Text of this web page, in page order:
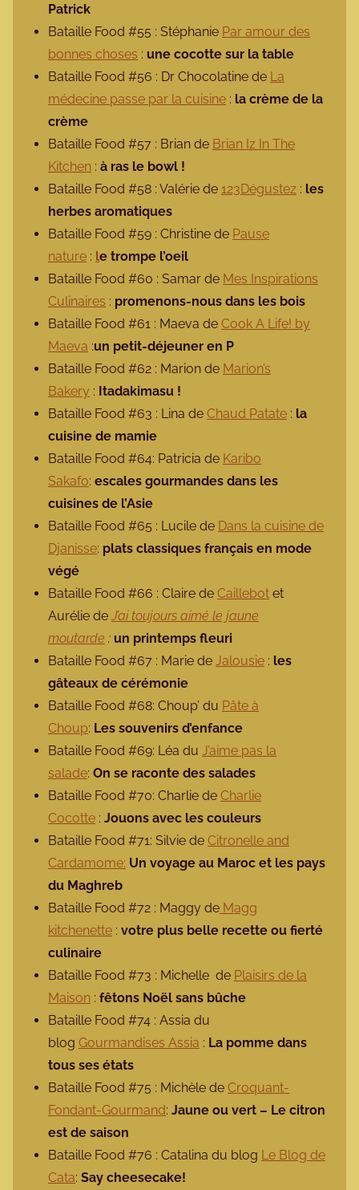
Patrick
Bataille Food #55 : Stéphanie Par amour des
bonnes choses : une cocotte sur la table
Bataille Food #56 : Dr Chocolatine de La
médecine passe par la cuisine : la crème de la
crème
Bataille Food #57 : Brian de Brian Iz In The
Kitchen : à ras le bowl !
Bataille Food #58 : Valérie de 123Dégustez : les
herbes aromatiques
Bataille Food #59 : Christine de Pause
nature : le trompe l’oeil
Bataille Food #60 : Samar de Mes Inspirations
Culinaires : promenons-nous dans les bois
Bataille Food #61 : Maeva de Cook A Life! by
Maeva :un petit-déjeuner en P
Bataille Food #62 : Marion de Marion’s
Bakery : Itadakimasu !
Bataille Food #63 : Lina de Chaud Patate : la
cuisine de mamie
Bataille Food #64: Patricia de Karibo
Sakafo: escales gourmandes dans les
cuisines de l’Asie
Bataille Food #65 : Lucile de Dans la cuisine de
Djanisse: plats classiques français en mode
végé
Bataille Food #66 : Claire de Caillebot et
Aurélie de J’ai toujours aimé le jaune
moutarde : un printemps fleuri
Bataille Food #67 : Marie de Jalousie : les
gâteaux de cérémonie
Bataille Food #68: Choup’ du Pâte à
Choup: Les souvenirs d’enfance
Bataille Food #69: Léa du J’aime pas la
salade: On se raconte des salades
Bataille Food #70: Charlie de Charlie
Cocotte : Jouons avec les couleurs
Bataille Food #71: Silvie de Citronelle and
Cardamome: Un voyage au Maroc et les pays
du Maghreb
Bataille Food #72 : Maggy de Magg
kitchenette : votre plus belle recette ou fierté
culinaire
Bataille Food #73 : Michelle de Plaisirs de la
Maison : fêtons Noël sans bûche
Bataille Food #74 : Assia du
blog Gourmandises Assia : La pomme dans
tous ses états
Bataille Food #75 : Michèle de Croquant-
Fondant-Gourmand: Jaune ou vert – Le citron
est de saison
Bataille Food #76 : Catalina du blog Le Blog de
Cata: Say cheesecake!